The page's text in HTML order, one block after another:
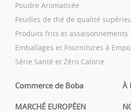
Poudre Aromatisée
Feuilles de thé de qualité
Produits frits et assaisonnements
Emballages et Fournitures à
Série Santé et Zéro Calorie
Commerce de Boba À
MARCHÉ EUROPÉEN